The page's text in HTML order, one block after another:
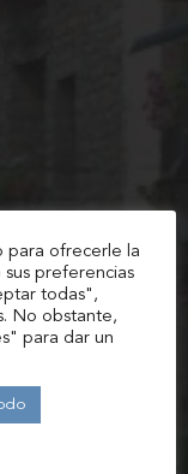
and Contact
zero BTT
para ofrecerle la
preferencias
todas",
No obstante,
para dar un